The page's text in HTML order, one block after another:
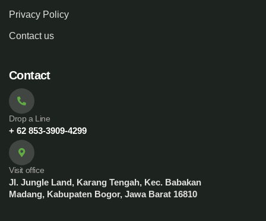
Privacy Policy
Contact us
Contact
Drop a Line
+ 62 853-3909-4299
Visit office
Jl. Jungle Land, Karang Tengah, Kec. Babakan
Madang, Kabupaten Bogor, Jawa Barat 16810